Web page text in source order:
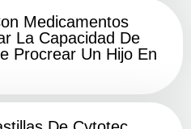
Medicamentos
La Capacidad De
Procrear Un Hijo En